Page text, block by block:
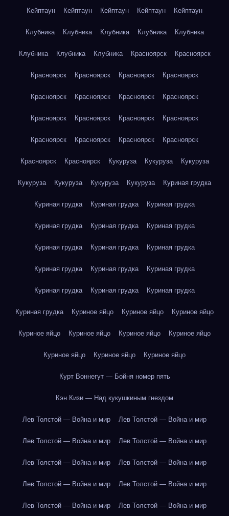
Кейптаун Кейптаун Кейптаун Кейптаун Кейптаун
Клубника Клубника Клубника Клубника Клубника
Клубника Клубника Клубника Красноярск Красноярск
Красноярск Красноярск Красноярск Красноярск
Красноярск Красноярск Красноярск Красноярск
Красноярск Красноярск Красноярск Красноярск
Красноярск Красноярск Красноярск Красноярск
Красноярск Красноярск Кукуруза Кукуруза Кукуруза
Кукуруза Кукуруза Кукуруза Кукуруза Куриная грудка
Куриная грудка Куриная грудка Куриная грудка
Куриная грудка Куриная грудка Куриная грудка
Куриная грудка Куриная грудка Куриная грудка
Куриная грудка Куриная грудка Куриная грудка
Куриная грудка Куриная грудка Куриная грудка
Куриная грудка Куриное яйцо Куриное яйцо Куриное яйцо
Куриное яйцо Куриное яйцо Куриное яйцо Куриное яйцо
Куриное яйцо Куриное яйцо Куриное яйцо
Курт Воннегут — Бойня номер пять
Кэн Кизи — Над кукушкиным гнездом
Лев Толстой — Война и мир Лев Толстой — Война и мир
Лев Толстой — Война и мир Лев Толстой — Война и мир
Лев Толстой — Война и мир Лев Толстой — Война и мир
Лев Толстой — Война и мир Лев Толстой — Война и мир
Лев Толстой — Война и мир Лев Толстой — Война и мир